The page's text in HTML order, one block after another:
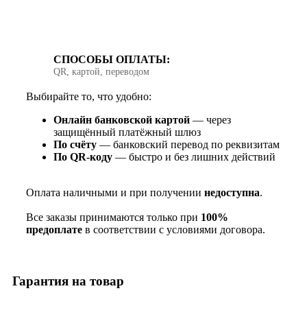
СПОСОБЫ ОПЛАТЫ:
QR, картой, переводом
Выбирайте то, что удобно:
Онлайн банковской картой — через
защищённый платёжный шлюз
По счёту — банковский перевод по реквизитам
По QR‑коду — быстро и без лишних действий
Оплата наличными и при получении недоступна.
Все заказы принимаются только при 100%
предоплате в соответствии с условиями договора.
Гарантия на товар